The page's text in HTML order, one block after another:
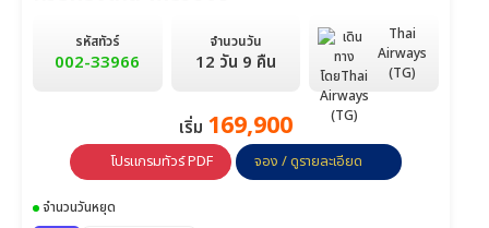
รหัสทัวร์
002-33966
จำนวนวัน
12 วัน 9 คืน
Thai
Airways
(TG)
เริ่ม 169,900
โปรแกรมทัวร์ PDF จอง / ดูรายละเอียด
จำนวนวันหยุด